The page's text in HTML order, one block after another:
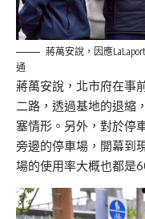
蔣萬安說，因應
通
蔣萬安說，北市府在事
二路，透過基地的退縮
塞情形。另外，對於停
旁邊的停車場，開幕到
場的使用率大概也都是